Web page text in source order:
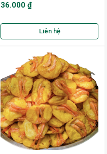
36.000 ₫
Liên hệ